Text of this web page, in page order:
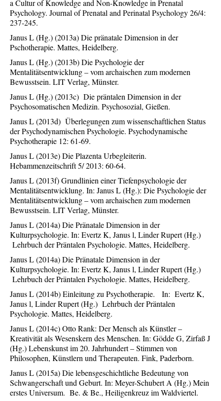
a Cultur of Knowledge and Non-Knowledge in Prenatal
Psychology. Journal of Prenatal and Perinatal Psychology 26/4:
237-245.
Janus L (Hg.) (2013a) Die pränatale Dimension in der
Pschotherapie. Mattes, Heidelberg.
Janus L (Hg.) (2013b) Die Psychologie der
Mentalitätsentwicklung – vom archaischen zum modernen
Bewusstsein. LIT Verlag, Münster.
Janus L (Hg.) (2013c) Die präntalen Dimension in der
Psychosomatischen Medizin. Psychosozial, Gießen.
Janus L (2013d) Überlegungen zum wissenschaftlichen Status
der Psychodynamischen Psychologie. Psychodynamische
Psychotherapie 12: 61-69.
Janus L (2013e) Die Plazenta Urbegleiterin.
Hebammenzeitschrift 5/ 2013: 60-64.
Janus L (2013f) Grundlinien einer Tiefenpsychologie der
Mentalitätsentwicklung. In: Janus L (Hg.): Die Psychologie der
Mentalitätsentwicklung – vom archaischen zum modernen
Bewusstsein. LIT Verlag, Münster.
Janus L (2014a) Die Pränatale Dimension in der
Kulturpsychologie. In: Evertz K, Janus l, Linder Rupert (Hg.)
Lehrbuch der Präntalen Psychologie. Mattes, Heidelberg.
Janus L (2014a) Die Pränatale Dimension in der
Kulturpsychologie. In: Evertz K, Janus l, Linder Rupert (Hg.)
Lehrbuch der Präntalen Psychologie. Mattes, Heidelberg.
Janus L (2014b) Einleitung zu Psychotherapie. In: Evertz K,
Janus l, Linder Rupert (Hg.) Lehrbuch der Präntalen
Psychologie. Mattes, Heidelberg.
Janus L (2014c) Otto Rank: Der Mensch als Künstler –
Kreativität als Wesenskern des Menschen. In: Gödde G, Zirfaß J
(Hg.) Lebenskunst im 20. Jahrhundert – Stimmen von
Philosophen, Künstlern und Therapeuten. Fink, Paderborn.
Janus L (2015a) Die lebensgeschichtliche Bedeutung von
Schwangerschaft und Geburt. In: Meyer-Schubert A (Hg.) Mein
erstes Universum. Be. & Be., Heiligenkreuz im Waldviertel.